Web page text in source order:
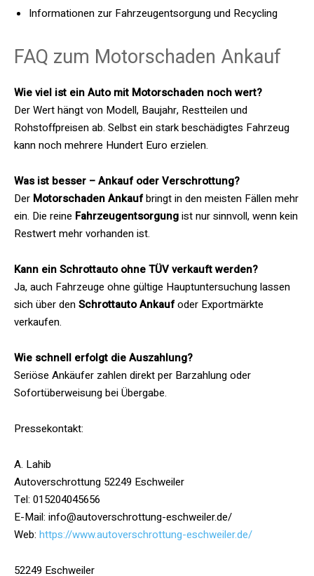
Informationen zur Fahrzeugentsorgung und Recycling
FAQ zum Motorschaden Ankauf
Wie viel ist ein Auto mit Motorschaden noch wert?
Der Wert hängt von Modell, Baujahr, Restteilen und
Rohstoffpreisen ab. Selbst ein stark beschädigtes Fahrzeug
kann noch mehrere Hundert Euro erzielen.
Was ist besser – Ankauf oder Verschrottung?
Der Motorschaden Ankaufbringt in den meisten Fällen mehr
ein. Die reine Fahrzeugentsorgungist nur sinnvoll, wenn kein
Restwert mehr vorhanden ist.
Kann ein Schrottauto ohne TÜV verkauft werden?
Ja, auch Fahrzeuge ohne gültige Hauptuntersuchung lassen
sich über denSchrottauto Ankaufoder Exportmärkte
verkaufen.
Wie schnell erfolgt die Auszahlung?
Seriöse Ankäufer zahlen direkt per Barzahlung oder
Sofortüberweisung bei Übergabe.
Pressekontakt:
A. Lahib
Autoverschrottung 52249 Eschweiler
Tel: 015204045656
E-Mail: info@autoverschrottung-eschweiler.de/
Web: https://www.autoverschrottung-eschweiler.de/
52249 Eschweiler